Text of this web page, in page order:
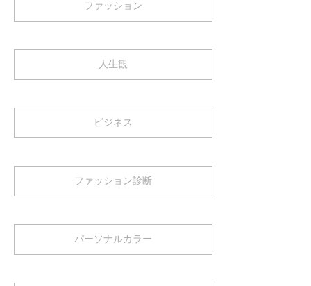
ファッション
人生観
ビジネス
ファッション診断
パーソナルカラー